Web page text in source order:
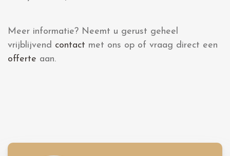
Meer informatie? Neemt u gerust geheel
vrijblijvend contact met ons op of vraag direct een
offerte aan.